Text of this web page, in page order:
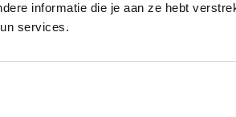
informatie die je aan ze hebt
services.Sportschool Nieuw-
Vennep